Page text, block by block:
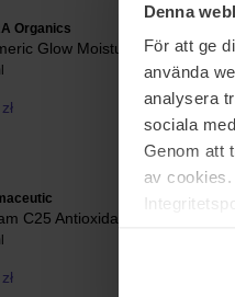
Denna
För att ge
använda
analysera
sociala
Genom att
av
Organics
Glow Moisturizer
C25 Antioxidant Concentrate